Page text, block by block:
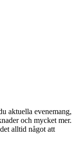
aktuella evenemang,
och mycket mer.
alltid något att